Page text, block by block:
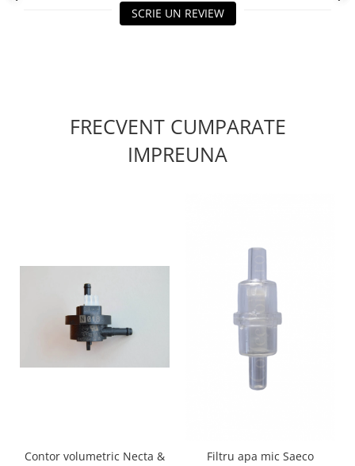
SCRIE UN REVIEW
FRECVENT CUMPARATE
IMPREUNA
Contor volumetric Necta &
Filtru apa mic Saeco